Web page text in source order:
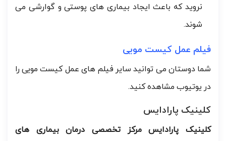
نروید که باعث ایجاد بیماری های پوستی و گوارشی می
شوند.
فیلم عمل کیست مویی
شما دوستان می توانید سایر فیلم های عمل کیست مویی را
در یوتیوب مشاهده کنید.
کلینیک پارادایس
کلینیک پارادایس مرکز تخصصی درمان بیماری های